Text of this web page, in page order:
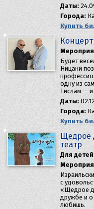
Даты:
Города:
Купить
Будет
Ницани
одну из
Тислам —
Даты:
Города:
Купить
Щедрое
театр
Для
с
«Щедрое
дружбе и о
любишь.